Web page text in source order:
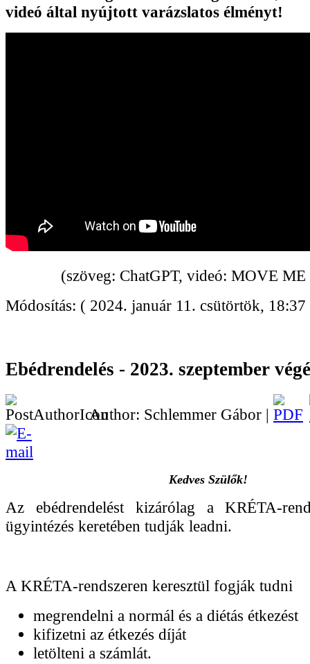
videó által nyújtott varázslatos élményt!
(szöveg: ChatGPT, videó: MOVE ME
Módosítás: ( 2024. január 11. csütörtök, 18:37
Ebédrendelés - 2023. szeptember
Author: Schlemmer Gábor |
Kedves Szülők!
Az ebédrendelést kizárólag a KRÉTA-
ügyintézés keretében tudják leadni.
A KRÉTA-rendszeren keresztül fogják tudni
megrendelni a normál és a diétás étkezést
kifizetni az étkezés díját
letölteni a számlát.